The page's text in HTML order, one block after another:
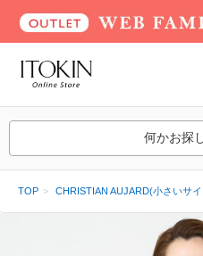
何かお探
TOP CHRISTIAN AUJARD(小さいサ